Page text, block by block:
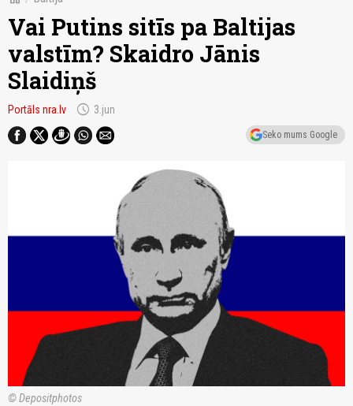
Vai Putins sitīs pa Baltijas
valstīm? Skaidro Jānis
Slaidiņš
Portāls nra.lv schedule 3.jun
Seko mums Google
© Depositphotos